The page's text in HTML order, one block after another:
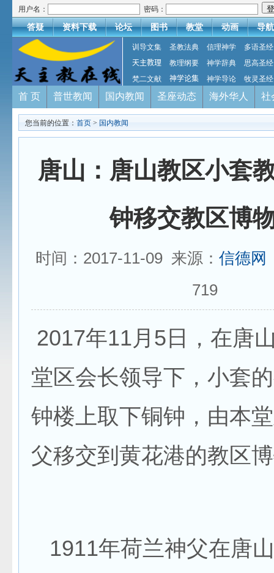
用户名： 密码：
答疑 资料下载 论坛 图书 教堂 动画 导航
训导文集 圣教法典 信理神学
多语圣经
天主教理
教理纲要 神学辞典
思高圣经
梵二文献
神学论集 神学导论 牧灵圣经
首 页 普世教闻 国内教闻 圣座动态 海外华人 社
您当前的位置： 首页 > 国内教闻
唐山：唐山教区小套
钟移交教区博
时间：2017-11-09 来源： 信德网
719
2017年11月5日，在唐
堂区会长领导下，小套
钟楼上取下铜钟，由本
父移交到黄花港的教区
1911年荷兰神父在唐